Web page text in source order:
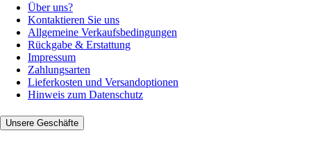
Über uns?
Kontaktieren Sie uns
Allgemeine Verkaufsbedingungen
Rückgabe & Erstattung
Impressum
Zahlungsarten
Lieferkosten und Versandoptionen
Hinweis zum Datenschutz
Unsere Geschäfte